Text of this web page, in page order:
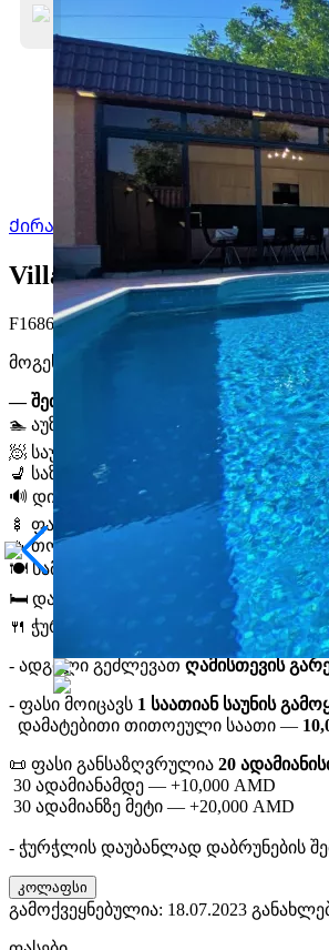
Ქირავდება Villa Nice - Pool and Garden
Villa Nice - Pool and
F1686აუზი Wi-Fiქალაქის
მოგესალმებით Villa Nice - Pool and
— შეთავაზება:
🏊 აუზი (4x8მ)
🧖 საუნა
💺 საზაფხულო პარკაჩასვები
🔊 დინამიკი
🍢 ფანჩატური /მანგალი, შამფურები/
🔥 თონე (ტრადიციული ღუმელი)
🍽️ სამზარეულო
🛏️ დასასვენებელი ოთახი
🍴 ჭურჭელი
- ადგილი გეძლევათ ღამისთევის
- ფასი მოიცავს 1 საათიან საუნის
დამატებითი თითოეული საათი —
📜 ფასი განსაზღვრულია 20
30 ადამიანამდე — +10,000 AMD
30 ადამიანზე მეტი — +20,000 AMD
- ჭურჭლის დაუბანლად დაბრუნების
კოლაფსი
გამოქვეყნებულია: 18.07.2023